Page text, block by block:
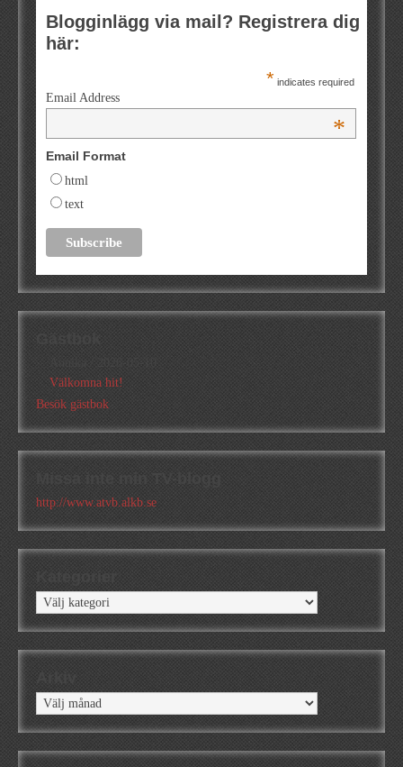
Blogginlägg via mail? Registrera dig
här:
* indicates required
Email Address
*
Email Format
html
text
Gästbok
2026-05-10
Välkomna hit!
Besök gästbok
Missa inte min TV-blogg
http://www.atvb.alkb.se
Kategorier
Arkiv